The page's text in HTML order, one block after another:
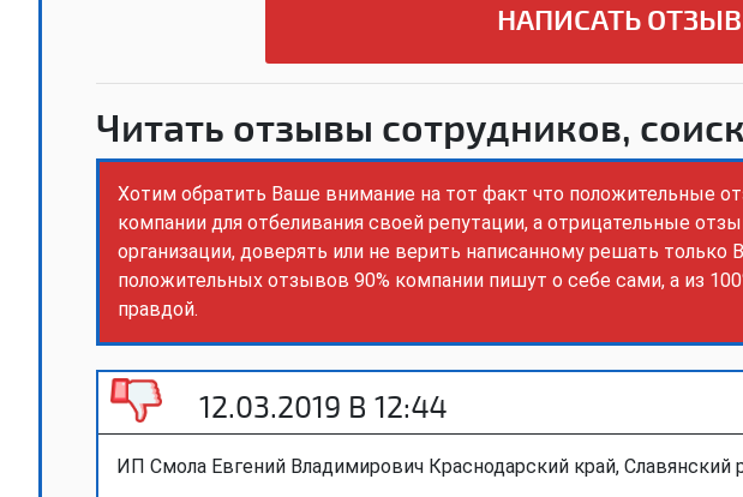
НАПИСАТЬ ОТЗЫВ
Читать отзывы сотрудников,
Хотим обратить Ваше внимание на тот факт что положительные
компании для отбеливания своей репутации, а отрицательные
организации, доверять или не верить написанному решать
положительных отзывов 90% компании пишут о себе сами, а из
правдой.
12.03.2019 В 12:44
ИП Смола Евгений Владимирович Краснодарский край,